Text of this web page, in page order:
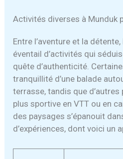
Activités diverses à Munduk
Entre l’aventure et la
éventail d’activités qui
quête d’authenticité.
tranquillité d’une balade
terrasse, tandis que d’autres
plus sportive en VTT ou en
des paysages s’épanouit
d’expériences, dont voici un